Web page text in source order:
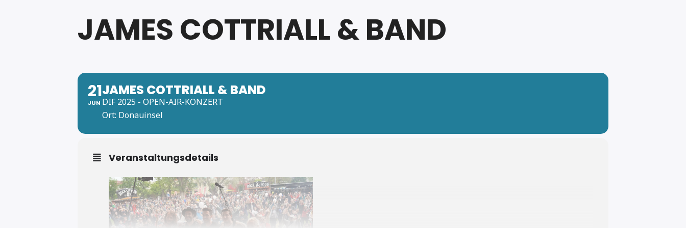
JAMES COTTRIALL & BAND
21
JUN
JAMES COTTRIALL & BAND
DIF 2025 - OPEN-AIR-KONZERT
Ort: Donauinsel
Veranstaltungsdetails